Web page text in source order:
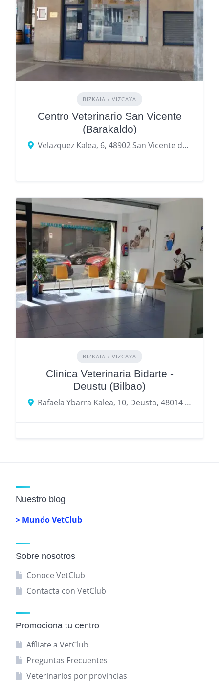
BIZKAIA / VIZCAYA
Centro Veterinario San Vicente
(Barakaldo)
Velazquez Kalea, 6, 48902 San Vicente de Barakaldo, Bizkaia
BIZKAIA / VIZCAYA
Clinica Veterinaria Bidarte -
Deustu (Bilbao)
Rafaela Ybarra Kalea, 10, Deusto, 48014 Bilbao, Bizkaia
Nuestro blog
> Mundo VetClub
Sobre nosotros
Conoce VetClub
Contacta con VetClub
Promociona tu centro
Afíliate a VetClub
Preguntas Frecuentes
Veterinarios por provincias